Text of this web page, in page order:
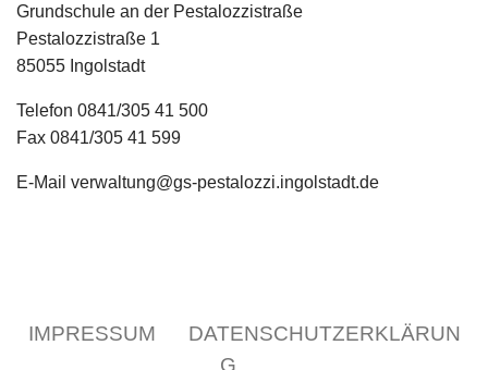
Grundschule an der Pestalozzistraße
Pestalozzistraße 1
85055 Ingolstadt
Telefon 0841/305 41 500
Fax 0841/305 41 599
E-Mail verwaltung@gs-pestalozzi.ingolstadt.de
IMPRESSUM
DATENSCHUTZERKLÄRUN
G